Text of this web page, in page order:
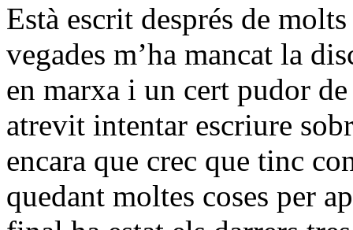
Està escrit després de
vegades m’ha mancat la
en marxa i un cert pudor
atrevit intentar escriure
encara que crec que tinc
quedant moltes coses per